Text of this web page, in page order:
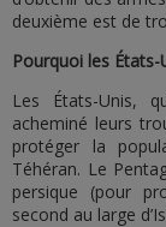
deuxième est de
Pourquoi les États-
Les États-Unis,
acheminé leurs
protéger la
Téhéran. Le
persique (pour
second au large